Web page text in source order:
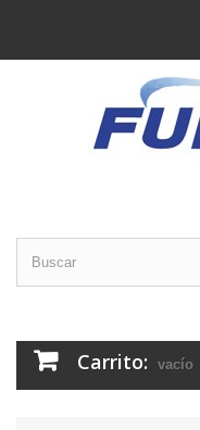
Carrito: vacío